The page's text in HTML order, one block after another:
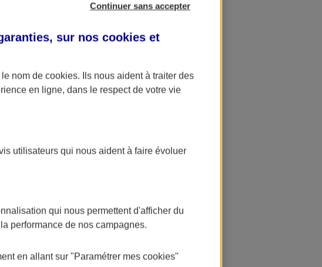
L'application AXA Banque
Continuer sans accepter
sur nos cookies et
nom de cookies. Ils nous aident à traiter des
en ligne, dans le respect de votre vie
utilisateurs qui nous aident à faire évoluer
qui nous permettent d'afficher du
performance de nos campagnes.
en allant sur "Paramétrer mes cookies"